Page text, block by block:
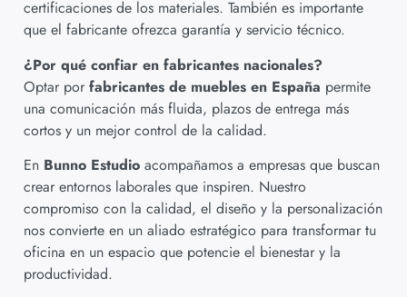
certificaciones de los materiales. También es importante
que el fabricante ofrezca garantía y servicio técnico.
¿Por qué confiar en fabricantes nacionales?
Optar por fabricantes de muebles en España permite
una comunicación más fluida, plazos de entrega más
cortos y un mejor control de la calidad.
En Bunno Estudio acompañamos a empresas que buscan
crear entornos laborales que inspiren. Nuestro
compromiso con la calidad, el diseño y la personalización
nos convierte en un aliado estratégico para transformar tu
oficina en un espacio que potencie el bienestar y la
productividad.